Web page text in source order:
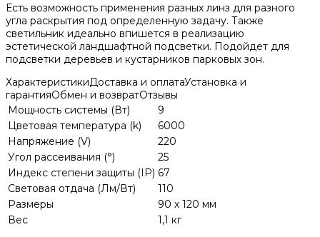
Есть возможность применения разных линз для разного
угла раскрытия под определенную задачу. Также
светильник идеально впишется в реализацию
эстетической ландшафтной подсветки. Подойдет для
подсветки деревьев и кустарников парковых зон.
ХарактеристикиДоставка и оплатаУстановка и
гарантияОбмен и возвратОтзывы
Мощность системы (Вт)
9
Цветовая температура (k)
6000
Напряжение (V)
220
Угол рассеивания (°)
25
Индекс степени защиты (IP) 67
Световая отдача (Лм/Вт)
110
Размеры
90 x 120 мм
Вес
1,1 кг